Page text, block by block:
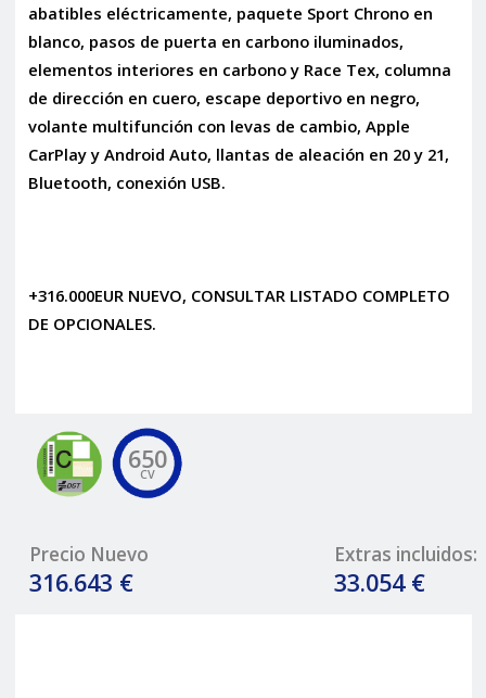
abatibles eléctricamente, paquete Sport Chrono en
blanco, pasos de puerta en carbono iluminados,
elementos interiores en carbono y Race Tex, columna
de dirección en cuero, escape deportivo en negro,
volante multifunción con levas de cambio, Apple
CarPlay y Android Auto, llantas de aleación en 20 y 21,
Bluetooth, conexión USB.
+316.000EUR NUEVO, CONSULTAR LISTADO COMPLETO
DE OPCIONALES.
650
CV
Precio Nuevo
316.643 €
Extras incluidos:
33.054 €